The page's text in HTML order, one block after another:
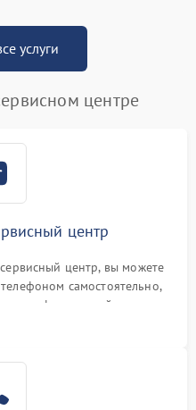
услуги
центре
центр
центр, вы можете
самостоятельно,
телефона на сайте